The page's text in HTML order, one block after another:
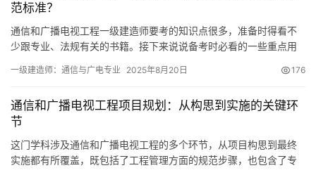
范标准？
通信和广播电视工程一级建造师要考的知识点很多，准备时得看不
少跟专业、法规有关的书籍。接下来说说备考时必看的一些重点用
一级建造师：通信与广电专业 2025年8月20日 176
通信和广播电视工程项目规划：从构思到实施的关键环
节
这门学科涉及通信和广播电视工程的多个环节，从项目构思到最终
实施都有所覆盖，既包括了工程管理方面的规范步骤，也包含了专